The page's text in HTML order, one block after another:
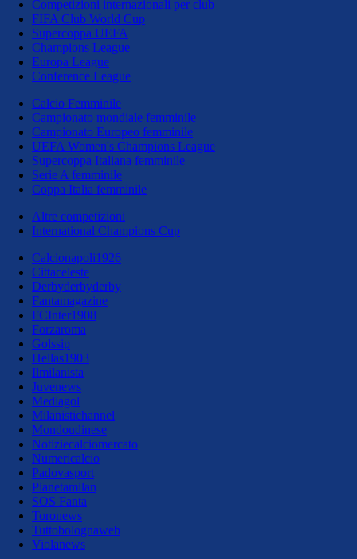
Competizioni internazionali per club
FIFA Club World Cup
Supercoppa UEFA
Champions League
Europa League
Conference League
Calcio Femminile
Campionato mondiale femminile
Campionato Europeo femminile
UEFA Women's Champions League
Supercoppa Italiana femminile
Serie A femminile
Coppa Italia femminile
Altre competizioni
International Champions Cup
Calcionapoli1926
Cittaceleste
Derbyderbyderby
Fantamagazine
FCInter1908
Forzaroma
Golssip
Hellas1903
Ilmilanista
Juvenews
Mediagol
Milanistichannel
Mondoudinese
Notiziecalciomercato
Numericalcio
Padovasport
Pianetamilan
SOS Fanta
Toronews
Tuttobolognaweb
Violanews